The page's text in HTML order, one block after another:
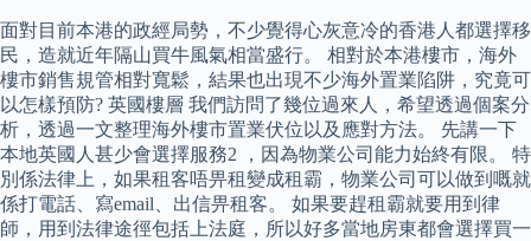
面對目前本港的政經局勢，不少覺得心灰意冷的香港人都選擇移
民，造就近年隔山買牛風氣相當盛行。 相對於本港樓市，海外
樓市銷售規管相對寬鬆，結果也出現不少海外置業陷阱，究竟可
以怎樣預防? 英國樓層 我們訪問了幾位過來人，希望透過個案分
析，透過一文整理海外樓市置業伏位以及應對方法。 先講一下
本地英國人甚少會選擇服務2 ，因為物業公司能力始終有限。 特
別係法律上，如果租客唔畀租變成租霸，物業公司可以做到嘅就
係打電話、寫email、出信畀租客。 如果要趕租霸就要用到律
師，用到法律途徑包括上法庭，所以好多當地房東都會選擇買一